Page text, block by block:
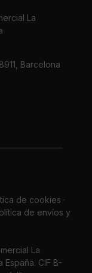
La
Barcelona
de cookies ·
de envíos y
La
CIF B-